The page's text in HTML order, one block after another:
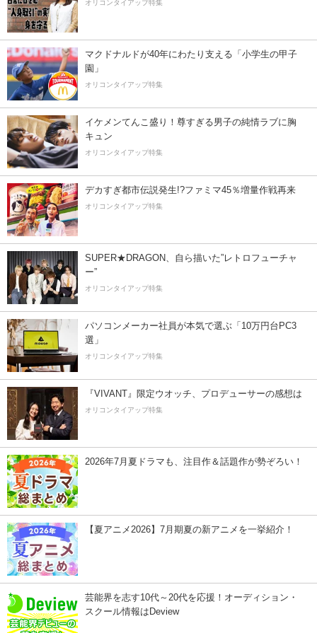
オリコンタイアップ特集
マクドナルドが40年にわたり支える「小学生の甲子
園」
オリコンタイアップ特集
イケメンてんこ盛り！尊すぎる男子の純情ラブに胸
キュン
オリコンタイアップ特集
デカすぎ都市伝説発生!?ファミマ45％増量作戦再来
オリコンタイアップ特集
SUPER★DRAGON、自ら描いた”レトロフューチャ
ー”
オリコンタイアップ特集
パソコンメーカー社員が本気で選ぶ「10万円台PC3
選」
オリコンタイアップ特集
『VIVANT』限定ウオッチ、プロデューサーの感想は
オリコンタイアップ特集
2026年7月夏ドラマも、注目作＆話題作が勢ぞろい！
【夏アニメ2026】7月期夏の新アニメを一挙紹介！
芸能界を志す10代～20代を応援！オーディション・
スクール情報はDeview